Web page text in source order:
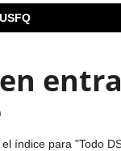
índice para "Todo